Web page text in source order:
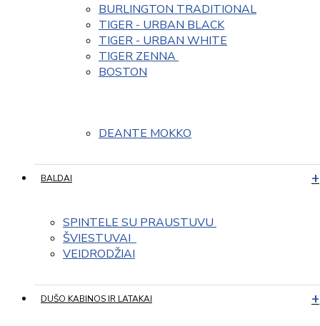
BURLINGTON TRADITIONAL
TIGER - URBAN BLACK
TIGER - URBAN WHITE
TIGER ZENNA
BOSTON
DEANTE MOKKO
BALDAI
SPINTELE SU PRAUSTUVU
ŠVIESTUVAI
VEIDRODŽIAI
DUŠO KABINOS IR LATAKAI